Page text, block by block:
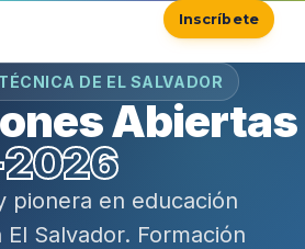
Inscríbete
DE EL SALVADOR
Abiertas
pionera en educación
Salvador. Formación